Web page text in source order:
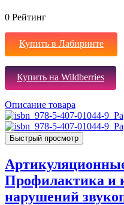
0 Рейтинг
Купить в Лабиринте
Купить на Wildberries
Описание товара
Быстрый просмотр
Профилактика и
нарушений